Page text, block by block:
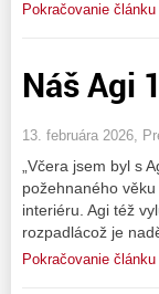
Pokračovanie článku
Náš Agi
13. februára 2026,
„Včera jsem byl s
požehnaného
interiéru. Agi též
rozpadlácož je
Pokračovanie článku